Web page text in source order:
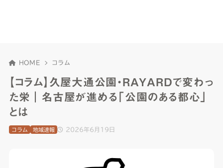
HOME コラム
【コラム】久屋大通公園・RAYARDで変わっ
た栄｜名古屋が進める「公園のある都心」
とは
2026年6月19日
コラム 地域速報